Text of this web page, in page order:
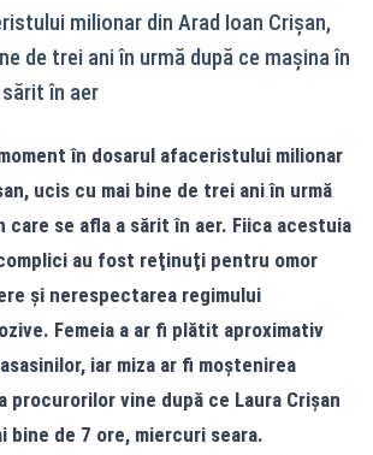
milionar din Arad Ioan Crișan,
de trei ani în urmă după ce maşina în
în aer
în dosarul afaceristului milionar
ucis cu mai bine de trei ani în urmă
care se afla a sărit în aer. Fiica acestuia
au fost reţinuţi pentru omor
şi nerespectarea regimului
Femeia a ar fi plătit aproximativ
asasinilor, iar miza ar fi moștenirea
procurorilor vine după ce Laura Crișan
bine de 7 ore, miercuri seara.